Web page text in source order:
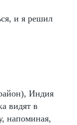
и я решил
Индия
видят в
напоминая,